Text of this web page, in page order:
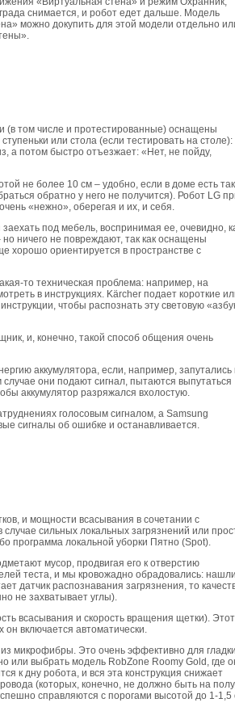
снимается, и робот едет дальше. Модель
можно докупить для этой модели отдельно
(в том числе и протестированные) оснащены
или стола (если тестировать на столе):
а потом быстро отъезжает: «Нет, не пойду,
не более 10 см – удобно, если в доме есть
обратно у него не получится). Робот LG
«нежно», оберегая и их, и себя.
под мебель, воспринимая ее, очевидно,
ничего не повреждают, так как оснащены
хорошо ориентируется в пространстве с
то техническая проблема: например, на
в инструкциях. Kärcher подает короткие
чтобы распознать эту световую
и, конечно, такой способ общения очень
аккумулятора, если, например, запутались
они подают сигнал, пытаются выпутаться
аккумулятор разряжался вхолостую.
голосовым сигналом, а Samsung
сигналы об ошибке и останавливается.
и мощности всасывания в сочетании с
сильных локальных загрязнений или
программа локальной уборки Пятно (Spot).
мусор, продвигая его к отверстию
теста, и мы кровожадно обрадовались: нашли
датчик распознавания загрязнения, то
не захватывает углы).
всасывания и скорость вращения щетки). Этот
включается автоматически.
микрофибры. Это очень эффективно для
или выбрать модель RobZone Roomy Gold, где
к дну робота, и вся эта конструкция снижает
(которых, конечно, не должно быть на
справляются с порогами высотой до 1-1,5